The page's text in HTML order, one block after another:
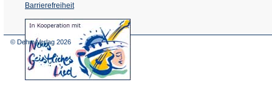
Barrierefreiheit
(Öffnet
in
© Dehm Verlag 2026